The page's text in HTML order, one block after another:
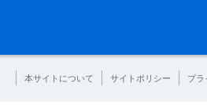
本サイトについて サイトポリシー プラ